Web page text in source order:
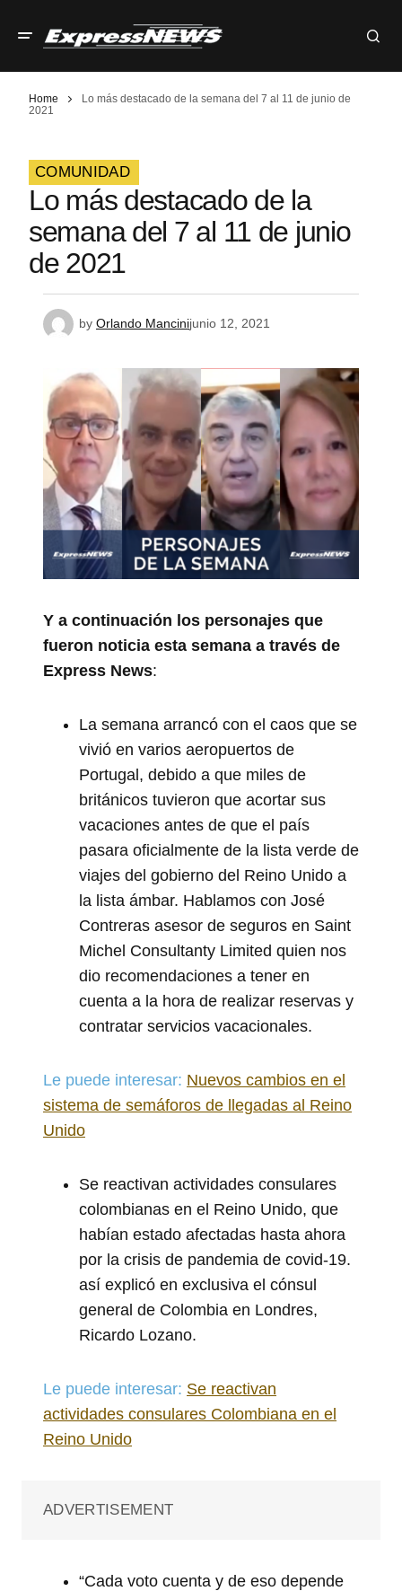
Home
Lo más destacado de la semana del 7 al 11 de junio de
2021
COMUNIDAD
Lo más destacado de la
semana del 7 al 11 de junio
de 2021
by Orlando Mancinijunio 12, 2021
Y a continuación los personajes que
fueron noticia esta semana a través de
Express News:
La semana arrancó con el caos que se
vivió en varios aeropuertos de
Portugal, debido a que miles de
británicos tuvieron que acortar sus
vacaciones antes de que el país
pasara oficialmente de la lista verde de
viajes del gobierno del Reino Unido a
la lista ámbar. Hablamos con José
Contreras asesor de seguros en Saint
Michel Consultanty Limited quien nos
dio recomendaciones a tener en
cuenta a la hora de realizar reservas y
contratar servicios vacacionales.
Le puede interesar: Nuevos cambios en el
sistema de semáforos de llegadas al Reino
Unido
Se reactivan actividades consulares
colombianas en el Reino Unido, que
habían estado afectadas hasta ahora
por la crisis de pandemia de covid-19.
así explicó en exclusiva el cónsul
general de Colombia en Londres,
Ricardo Lozano.
Le puede interesar: Se reactivan
actividades consulares Colombiana en el
Reino Unido
ADVERTISEMENT
“Cada voto cuenta y de eso depende